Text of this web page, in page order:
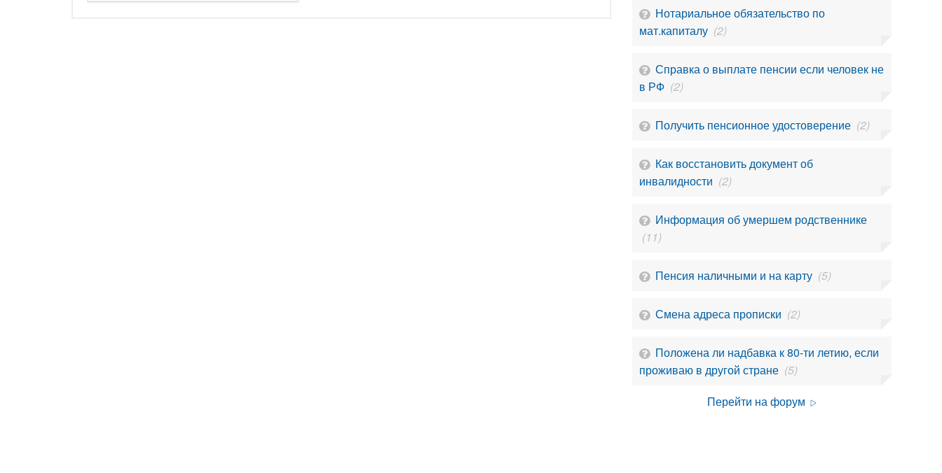
Нотариальное обязательство по
мат.капиталу (2)
Справка о выплате пенсии если человек не
в РФ (2)
Получить пенсионное удостоверение (2)
Как восстановить документ об
инвалидности (2)
Информация об умершем родственнике
(11)
Пенсия наличными и на карту (5)
Смена адреса прописки (2)
Положена ли надбавка к 80-ти летию, если
проживаю в другой стране (5)
Перейти на форум